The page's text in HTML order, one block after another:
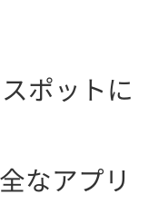
ポットに
なアプリ